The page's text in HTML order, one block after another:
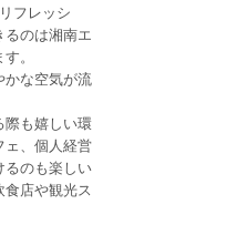
フレッシ
るのは湘南エ
。
かな空気が流
際も嬉しい環
ェ、個人経営
るのも楽しい
食店や観光ス